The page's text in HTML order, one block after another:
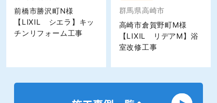
前橋市勝沢町N様
【LIXIL シエラ】キッ
チンリフォーム工事
群馬県高崎市
高崎市倉賀野町M様
【LIXIL リデアM】浴
室改修工事